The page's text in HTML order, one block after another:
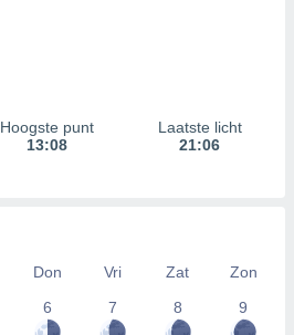
Hoogste punt
13:08
Laatste licht
21:06
Don Vri Zat
Zon
6
7 8 9